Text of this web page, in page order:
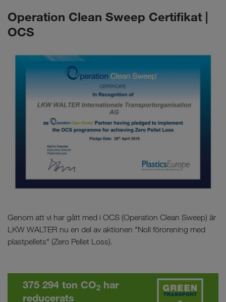
Operation Clean Sweep Certifikat |
OCS
Genom att vi har gått med i OCS (Operation Clean Sweep) är
LKW WALTER nu en del av aktionen "Noll förorening med
plastpellets" (Zero Pellet Loss).
375 294 ton CO2 har
reducerats